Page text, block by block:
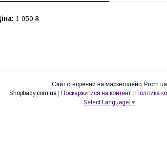
1 050 ₴
Сайт створений на маркетплейсі Prom.ua
Поскаржитися на контент
Політика
Select Language ▼